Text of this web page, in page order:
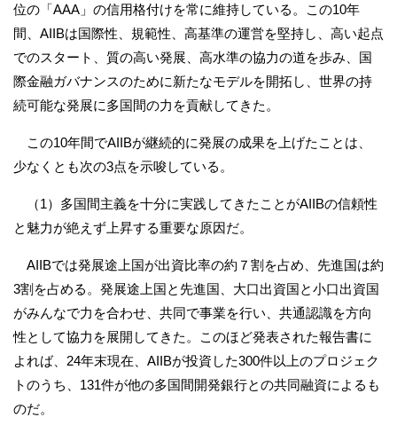
位の「AAA」の信用格付けを常に維持している。この10年
間、AIIBは国際性、規範性、高基準の運営を堅持し、高い起点
でのスタート、質の高い発展、高水準の協力の道を歩み、国
際金融ガバナンスのために新たなモデルを開拓し、世界の持
続可能な発展に多国間の力を貢献してきた。
この10年間でAIIBが継続的に発展の成果を上げたことは、
少なくとも次の3点を示唆している。
（1）多国間主義を十分に実践してきたことがAIIBの信頼性
と魅力が絶えず上昇する重要な原因だ。
AIIBでは発展途上国が出資比率の約７割を占め、先進国は約
3割を占める。発展途上国と先進国、大口出資国と小口出資国
がみんなで力を合わせ、共同で事業を行い、共通認識を方向
性として協力を展開してきた。このほど発表された報告書に
よれば、24年末現在、AIIBが投資した300件以上のプロジェク
トのうち、131件が他の多国間開発銀行との共同融資によるも
のだ。